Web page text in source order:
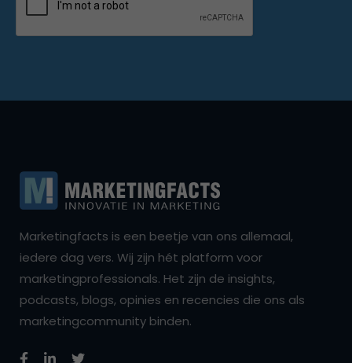
Marketingfacts is een beetje van ons allemaal,
iedere dag vers. Wij zijn hét platform voor
marketingprofessionals. Het zijn de insights,
podcasts, blogs, opinies en recencies die ons als
marketingcommunity binden.